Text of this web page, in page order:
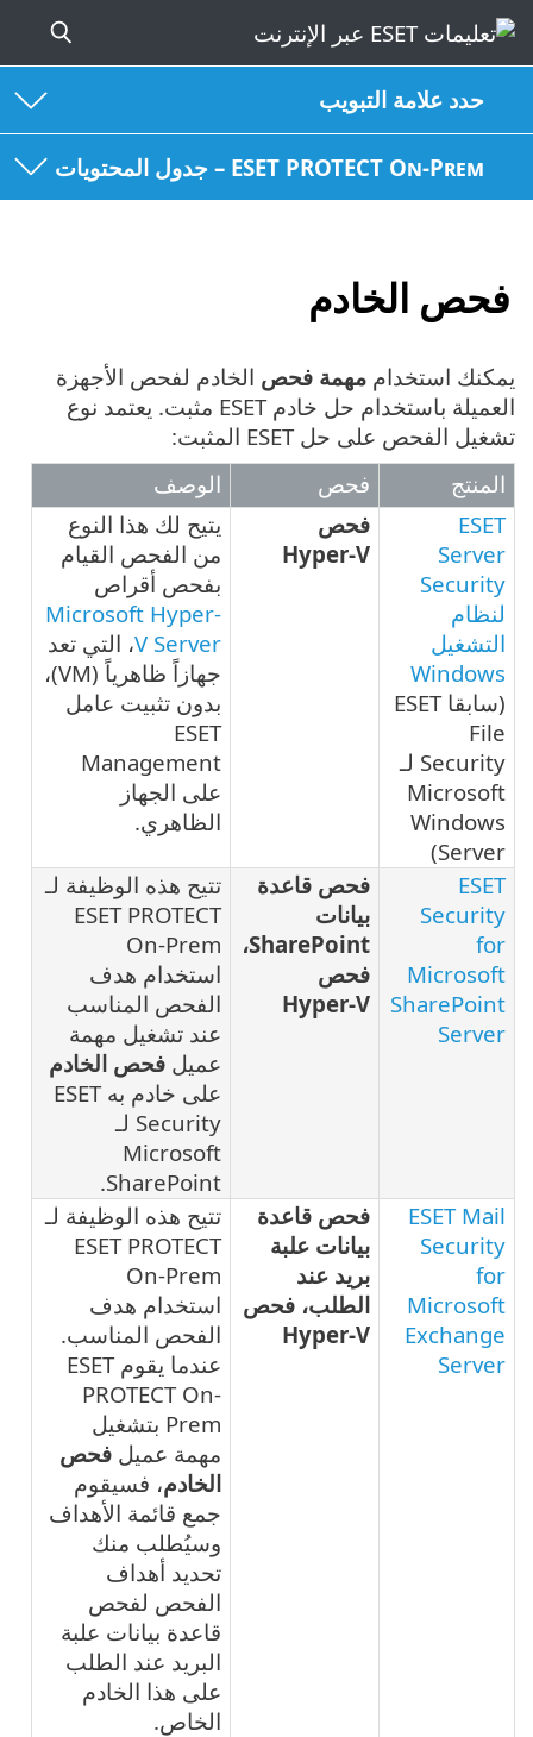
حدد علامة التبويب
ESET PROTECT On-Prem – جدول المحتويات
فحص الخادم
يمكنك استخدام مهمة فحص الخادم لفحص الأجهزة
العميلة باستخدام حل خادم ESET مثبت. يعتمد نوع
تشغيل الفحص على حل ESET المثبت:
المنتج
فحص
الوصف
ESET
Server
Security
لنظام
التشغيل
Windows
(سابقا ESET
File
Security لـ
Microsoft
Windows
Server)
فحص
Hyper-V
يتيح لك هذا النوع
من الفحص القيام
بفحص أقراص
Microsoft Hyper-
V Server، التي تعد
جهازاً ظاهرياً (VM)،
بدون تثبيت عامل
ESET
Management
على الجهاز
الظاهري.
ESET
Security
for
Microsoft
SharePoint
Server
فحص قاعدة
بيانات
SharePoint،
فحص
Hyper-V
تتيح هذه الوظيفة لـ
ESET PROTECT
On-Prem
استخدام هدف
الفحص المناسب
عند تشغيل مهمة
عميل فحص الخادم
على خادم به ESET
Security لـ
Microsoft
SharePoint.
ESET Mail
Security
for
Microsoft
Exchange
Server
فحص قاعدة
بيانات علبة
بريد عند
الطلب، فحص
Hyper-V
تتيح هذه الوظيفة لـ
ESET PROTECT
On-Prem
استخدام هدف
الفحص المناسب.
عندما يقوم ESET
PROTECT On-
Prem بتشغيل
مهمة عميل فحص
الخادم، فسيقوم
جمع قائمة الأهداف
وسيُطلب منك
تحديد أهداف
الفحص لفحص
قاعدة بيانات علبة
البريد عند الطلب
على هذا الخادم
الخاص.